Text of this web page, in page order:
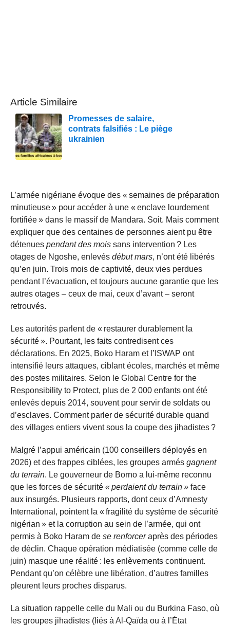
Article Similaire
Promesses de salaire,
contrats falsifiés : Le piège
ukrainien
L’armée nigériane évoque des « semaines de préparation
minutieuse » pour accéder à une « enclave lourdement
fortifiée » dans le massif de Mandara. Soit. Mais comment
expliquer que des centaines de personnes aient pu être
détenues pendant des mois sans intervention ? Les
otages de Ngoshe, enlevés début mars, n’ont été libérés
qu’en juin. Trois mois de captivité, deux vies perdues
pendant l’évacuation, et toujours aucune garantie que les
autres otages – ceux de mai, ceux d’avant – seront
retrouvés.
Les autorités parlent de « restaurer durablement la
sécurité ». Pourtant, les faits contredisent ces
déclarations. En 2025, Boko Haram et l’ISWAP ont
intensifié leurs attaques, ciblant écoles, marchés et même
des postes militaires. Selon le Global Centre for the
Responsibility to Protect, plus de 2 000 enfants ont été
enlevés depuis 2014, souvent pour servir de soldats ou
d’esclaves. Comment parler de sécurité durable quand
des villages entiers vivent sous la coupe des jihadistes ?
Malgré l’appui américain (100 conseillers déployés en
2026) et des frappes ciblées, les groupes armés gagnent
du terrain. Le gouverneur de Borno a lui-même reconnu
que les forces de sécurité « perdaient du terrain » face
aux insurgés. Plusieurs rapports, dont ceux d’Amnesty
International, pointent la « fragilité du système de sécurité
nigérian » et la corruption au sein de l’armée, qui ont
permis à Boko Haram de se renforceraprès des périodes
de déclin. Chaque opération médiatisée (comme celle de
juin) masque une réalité : les enlèvements continuent.
Pendant qu’on célèbre une libération, d’autres familles
pleurent leurs proches disparus.
La situation rappelle celle du Mali ou du Burkina Faso, où
les groupes jihadistes (liés à Al-Qaïda ou à l’État